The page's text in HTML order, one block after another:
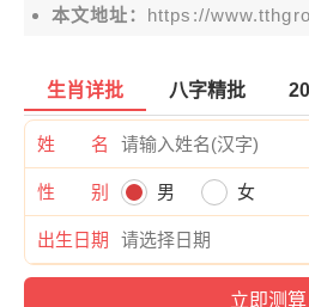
本文地址： https://
生肖详批 八字精批
姓 名
性 别 男 女
出生日期